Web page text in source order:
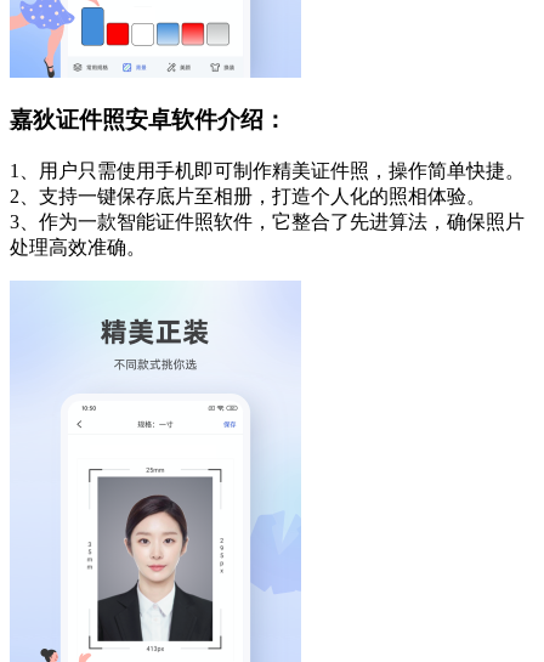
嘉狄证件照安卓软件介绍：
1、用户只需使用手机即可制作精美证件照，操作简单快捷。
2、支持一键保存底片至相册，打造个人化的照相体验。
3、作为一款智能证件照软件，它整合了先进算法，确保照片
处理高效准确。